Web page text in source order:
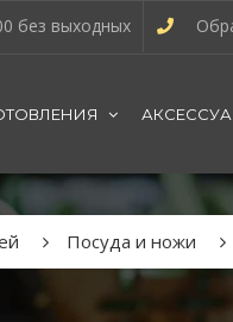
без выходных
Посуда и ножи